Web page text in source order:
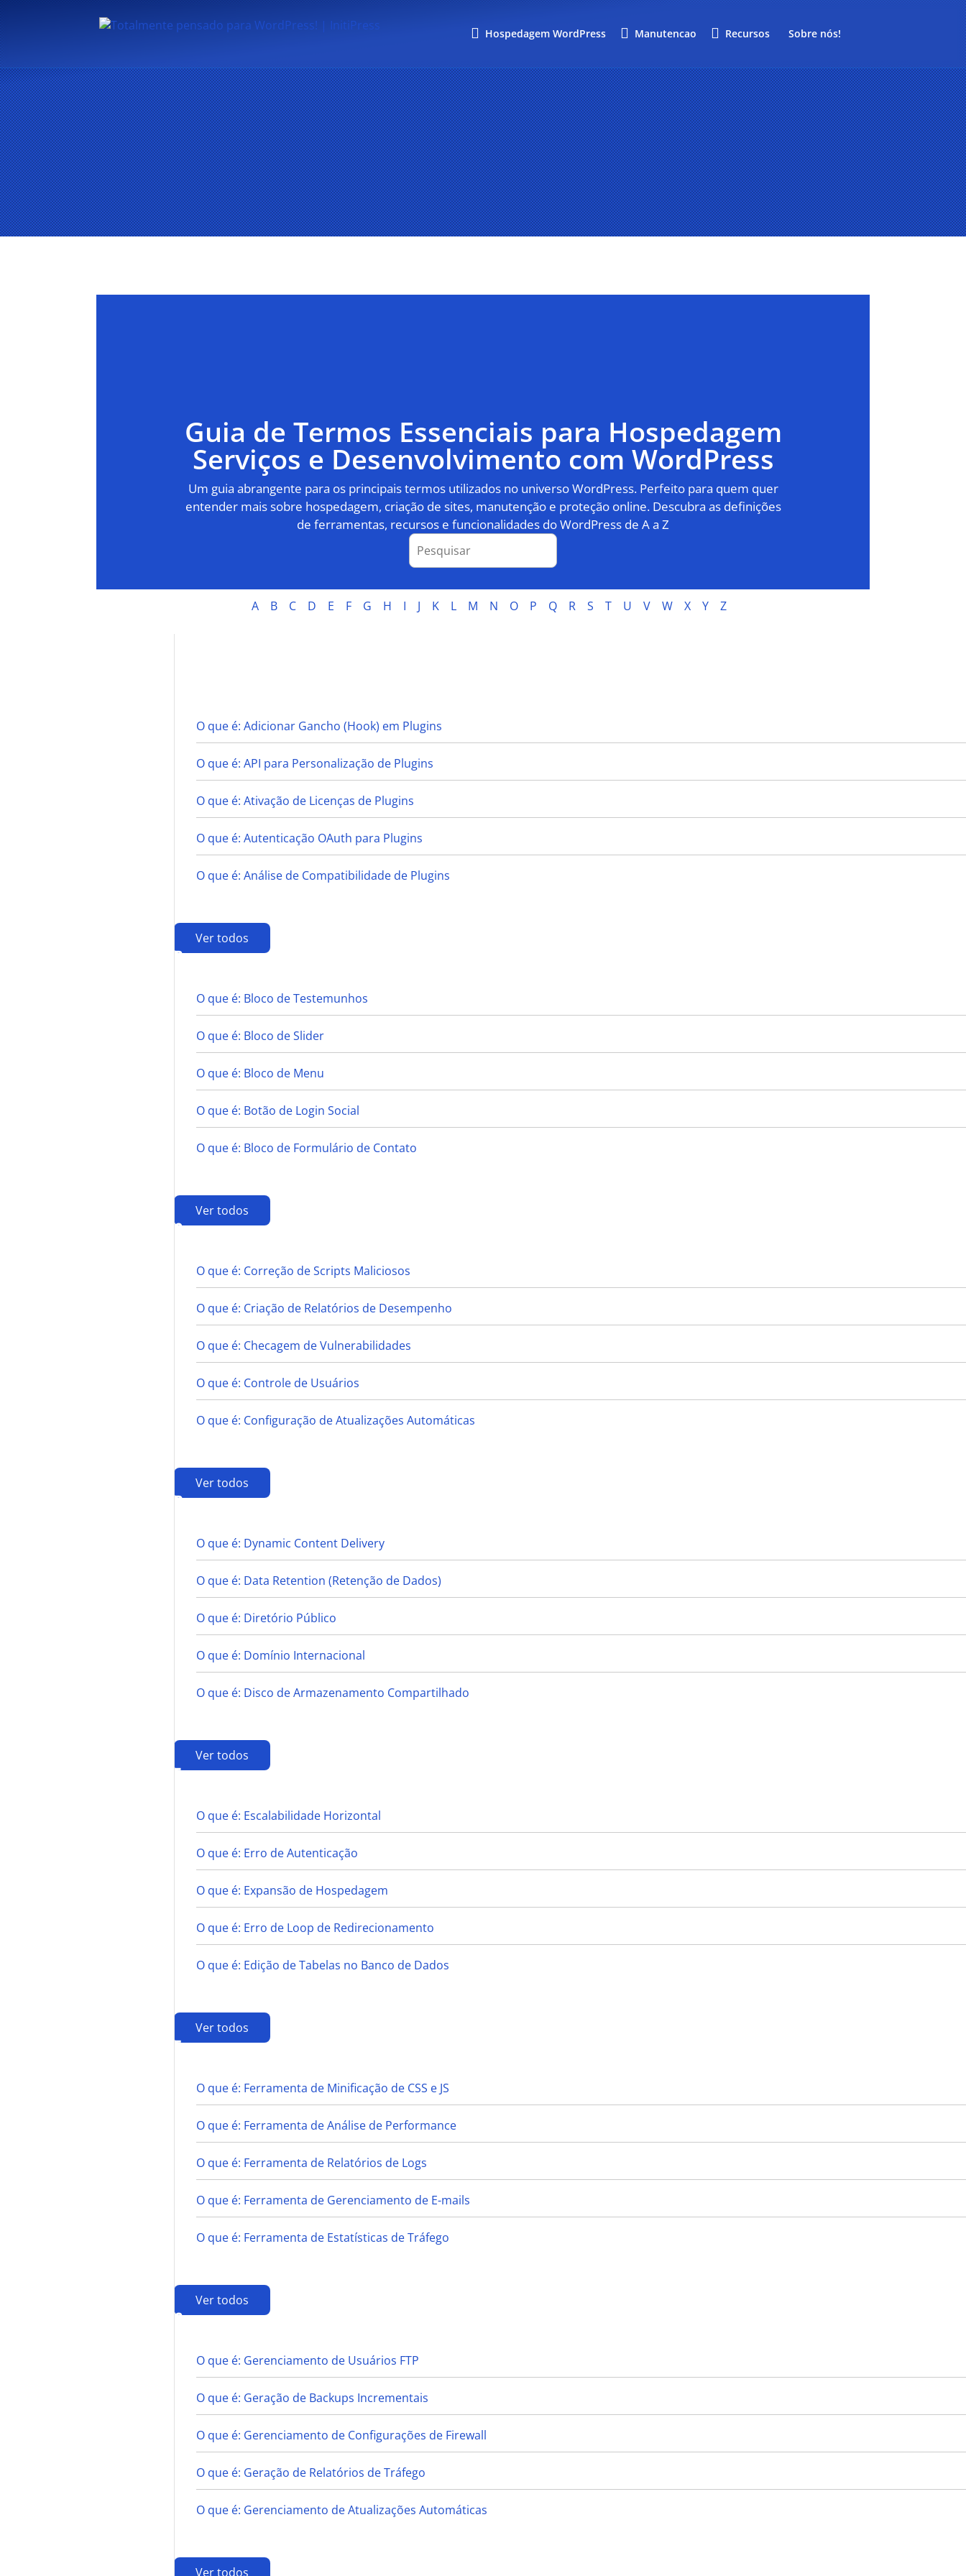
Hospedagem WordPress Manutencao Recursos Sobre nós!
Guia de Termos Essenciais para Hospedagem
Serviços e Desenvolvimento com WordPress
Um guia abrangente para os principais termos utilizados no universo WordPress. Perfeito para quem quer
entender mais sobre hospedagem, criação de sites, manutenção e proteção online. Descubra as definições
de ferramentas, recursos e funcionalidades do WordPress de A a Z
A B C D E F G H I J K L M N O P Q R S T U V W X Y Z
O que é: Adicionar Gancho (Hook) em Plugins
O que é: API para Personalização de Plugins
O que é: Ativação de Licenças de Plugins
O que é: Autenticação OAuth para Plugins
O que é: Análise de Compatibilidade de Plugins
Ver todos
B
O que é: Bloco de Testemunhos
O que é: Bloco de Slider
O que é: Bloco de Menu
O que é: Botão de Login Social
O que é: Bloco de Formulário de Contato
Ver todos
C
O que é: Correção de Scripts Maliciosos
O que é: Criação de Relatórios de Desempenho
O que é: Checagem de Vulnerabilidades
O que é: Controle de Usuários
O que é: Configuração de Atualizações Automáticas
Ver todos
D
O que é: Dynamic Content Delivery
O que é: Data Retention (Retenção de Dados)
O que é: Diretório Público
O que é: Domínio Internacional
O que é: Disco de Armazenamento Compartilhado
Ver todos
E
O que é: Escalabilidade Horizontal
O que é: Erro de Autenticação
O que é: Expansão de Hospedagem
O que é: Erro de Loop de Redirecionamento
O que é: Edição de Tabelas no Banco de Dados
Ver todos
F
O que é: Ferramenta de Minificação de CSS e JS
O que é: Ferramenta de Análise de Performance
O que é: Ferramenta de Relatórios de Logs
O que é: Ferramenta de Gerenciamento de E-mails
O que é: Ferramenta de Estatísticas de Tráfego
Ver todos
G
O que é: Gerenciamento de Usuários FTP
O que é: Geração de Backups Incrementais
O que é: Gerenciamento de Configurações de Firewall
O que é: Geração de Relatórios de Tráfego
O que é: Gerenciamento de Atualizações Automáticas
Ver todos